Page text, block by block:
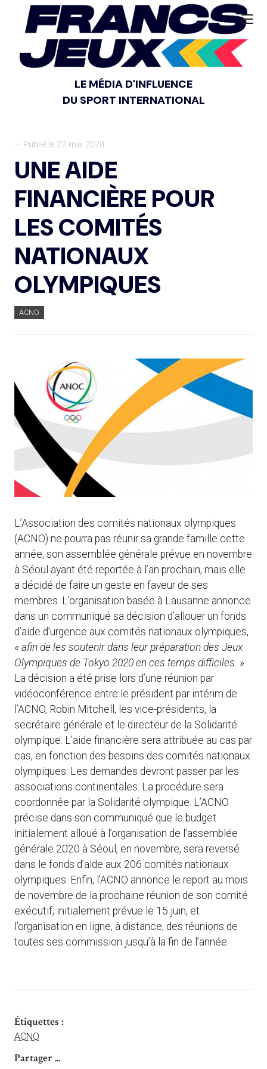
LE MÉDIA D'INFLUENCE
DU SPORT INTERNATIONAL
— Publié le 22 mai 2020
UNE AIDE
FINANCIÈRE POUR
LES COMITÉS
NATIONAUX
OLYMPIQUES
ACNO
L’Association des comités nationaux olympiques
(ACNO) ne pourra pas réunir sa grande famille cette
année, son assemblée générale prévue en novembre
à Séoul ayant été reportée à l’an prochain, mais elle
a décidé de faire un geste en faveur de ses
membres. L’organisation basée à Lausanne annonce
dans un communiqué sa décision d’allouer un fonds
d’aide d’urgence aux comités nationaux olympiques,
« afin de les soutenir dans leur préparation des Jeux
Olympiques de Tokyo 2020 en ces temps difficiles. »
La décision a été prise lors d’une réunion par
vidéoconférence entre le président par intérim de
l’ACNO, Robin Mitchell, les vice-présidents, la
secrétaire générale et le directeur de la Solidarité
olympique. L’aide financière sera attribuée au cas par
cas, en fonction des besoins des comités nationaux
olympiques. Les demandes devront passer par les
associations continentales. La procédure sera
coordonnée par la Solidarité olympique. L’ACNO
précise dans son communiqué que le budget
initialement alloué à l’organisation de l’assemblée
générale 2020 à Séoul, en novembre, sera reversé
dans le fonds d’aide aux 206 comités nationaux
olympiques. Enfin, l’ACNO annonce le report au mois
de novembre de la prochaine réunion de son comité
exécutif, initialement prévue le 15 juin, et
l’organisation en ligne, à distance, des réunions de
toutes ses commission jusqu’à la fin de l’année.
Étiquettes :
ACNO
Partager ...